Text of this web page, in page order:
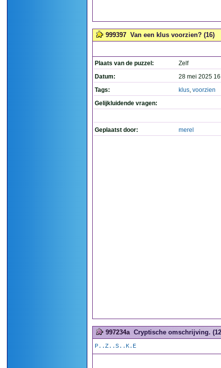
999397 Van een klus voorzien? (16)
Plaats van de puzzel:
Zelf
Datum:
28 mei 2025
Tags:
klus, voorzien
Gelijkluidende vragen:
Geplaatst door: merel
997234a Cryptische omschrijving.
P..Z..S..K.E